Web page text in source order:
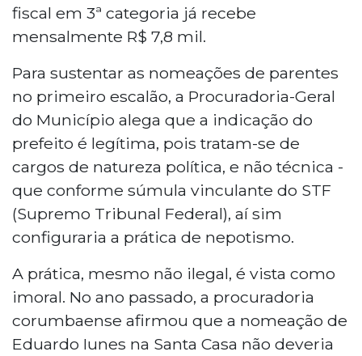
fiscal em 3ª categoria já recebe
mensalmente R$ 7,8 mil.
Para sustentar as nomeações de parentes
no primeiro escalão, a Procuradoria-Geral
do Município alega que a indicação do
prefeito é legítima, pois tratam-se de
cargos de natureza política, e não técnica -
que conforme súmula vinculante do STF
(Supremo Tribunal Federal), aí sim
configuraria a prática de nepotismo.
A prática, mesmo não ilegal, é vista como
imoral. No ano passado, a procuradoria
corumbaense afirmou que a nomeação de
Eduardo Iunes na Santa Casa não deveria